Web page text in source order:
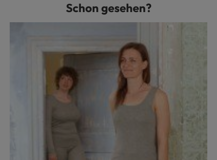
Produktgalerie überspringenSchon gesehen?